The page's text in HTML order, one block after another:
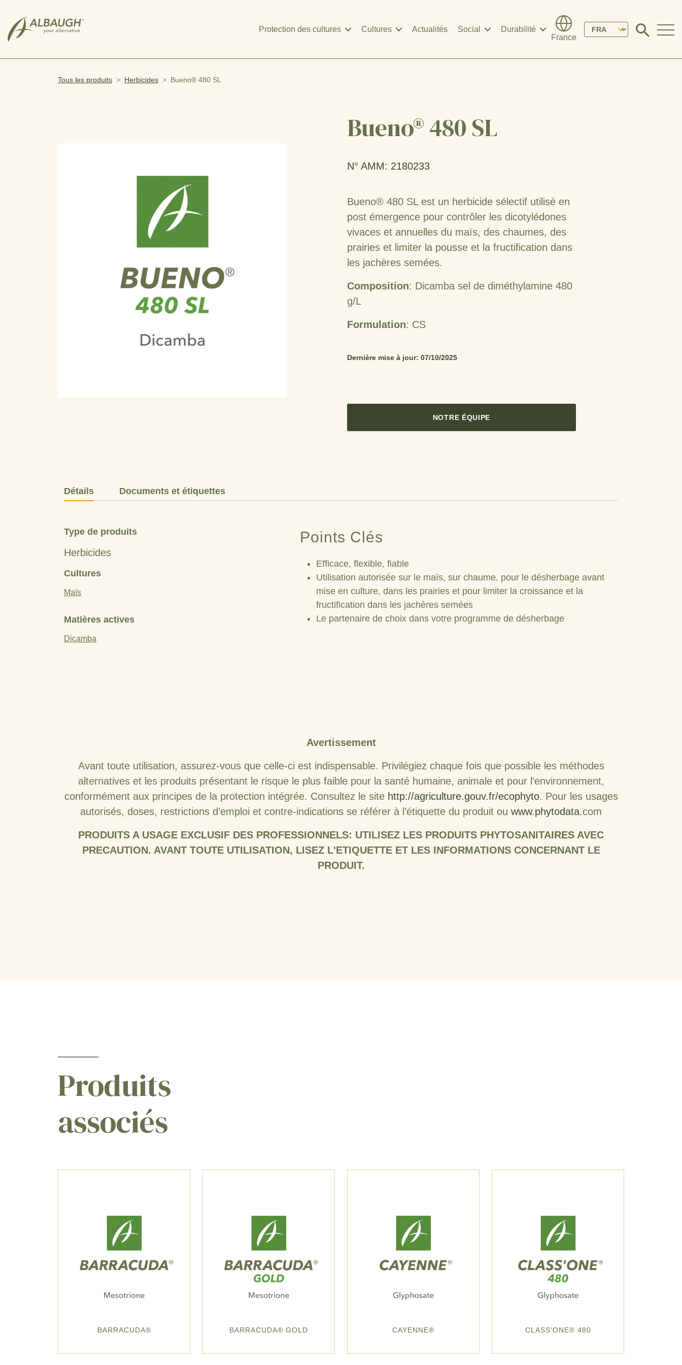
Protection des cultures Cultures Actualités Social
Durabilité
France
Please
Click
modal
Tous les produits Herbicides Bueno® 480 SL
Bueno® 480 SL
N° AMM: 2180233
Bueno® 480 SL est un herbicide sélectif utilisé en
post émergence pour contrôler les dicotylédones
vivaces et annuelles du maïs, des chaumes, des
prairies et limiter la pousse et la fructification dans
les jachères semées.
Composition: Dicamba sel de diméthylamine 480
g/L
Formulation: CS
Dernière mise à jour: 07/10/2025
NOTRE ÉQUIPE
Détails Documents et étiquettes
Type de produits
Herbicides
Cultures
Maïs
Matières actives
Dicamba
Points Clés
Efficace, flexible, fiable
Utilisation autorisée sur le maïs, sur chaume, pour le désherbage avant
mise en culture, dans les prairies et pour limiter la croissance et la
fructification dans les jachères semées
Le partenaire de choix dans votre programme de désherbage
Avertissement
Avant toute utilisation, assurez-vous que celle-ci est indispensable. Privilégiez chaque fois que possible les méthodes
alternatives et les produits présentant le risque le plus faible pour la santé humaine, animale et pour l’environnement,
conformément aux principes de la protection intégrée. Consultez le site http://agriculture.gouv.fr/ecophyto. Pour les usages
autorisés, doses, restrictions d’emploi et contre-indications se référer à l’étiquette du produit ou www.phytodata.com
PRODUITS A USAGE EXCLUSIF DES PROFESSIONNELS: UTILISEZ LES PRODUITS PHYTOSANITAIRES AVEC
PRECAUTION. AVANT TOUTE UTILISATION, LISEZ L'ETIQUETTE ET LES INFORMATIONS CONCERNANT LE
PRODUIT.
Produits
associés
BARRACUDA® BARRACUDA® GOLD CAYENNE® CLASS'ONE® 480